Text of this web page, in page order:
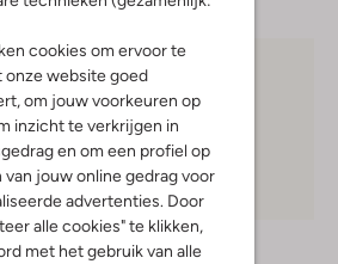
cookies om ervoor te
onze website goed
om jouw voorkeuren op
inzicht te verkrijgen in
en om een profiel op
jouw online gedrag voor
advertenties. Door
alle cookies" te klikken,
met het gebruik van alle
vanaf €75,-
binnen 30 dagen*
Klarna